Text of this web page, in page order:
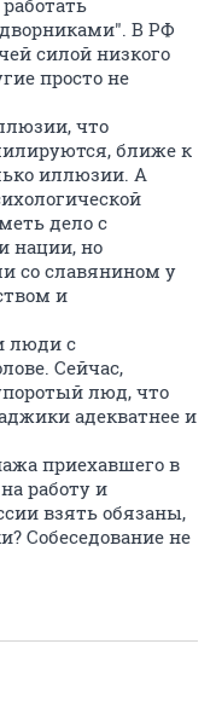
В РФ
силой низкого
просто не
что
ближе к
иллюзии. А
дело с
нации, но
со славянином у
и
люди с
Сейчас,
люд, что
адекватнее и
приехавшего в
работу и
взять обязаны,
Собеседование не